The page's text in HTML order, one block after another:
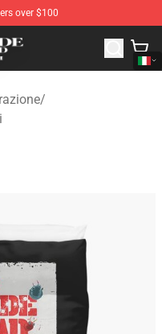
over $100
Official Suicide Squad
/